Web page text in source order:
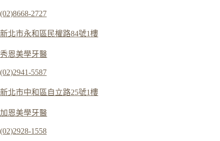
(02)8668-2727
新北市永和區民權路84號1樓
秀恩美學牙醫
(02)2941-5587
新北市中和區自立路25號1樓
加恩美學牙醫
(02)2928-1558